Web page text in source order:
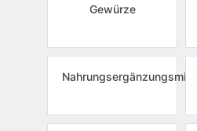
Gewürze
Nahrungsergänzungsmittel